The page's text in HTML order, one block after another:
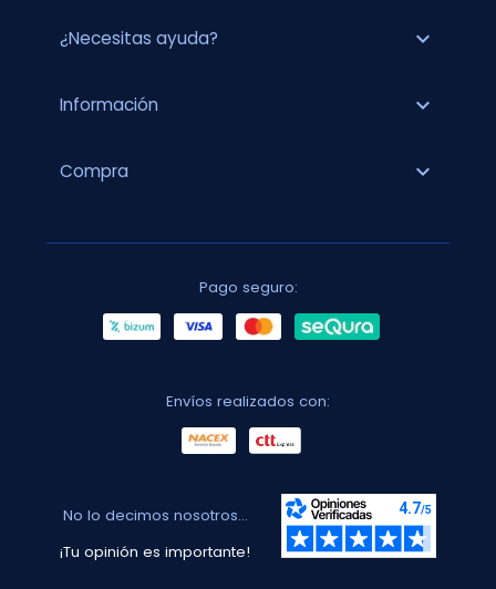
¿Necesitas ayuda? expand_more
Información expand_more
Compra expand_more
Pago seguro:
Envíos realizados con:
No lo decimos nosotros...
¡Tu opinión es importante!